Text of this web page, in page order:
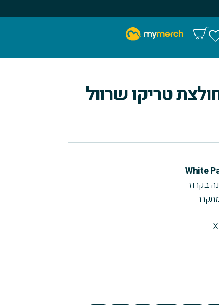
טריקו שרוול
White
בקרוז